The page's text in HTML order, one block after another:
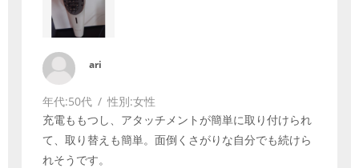
ari
年代:50代 性別:女性
充電ももつし、アタッチメントが簡単に取り付けられ
て、取り替えも簡単。面倒くさがりな自分でも続けら
れそうです。